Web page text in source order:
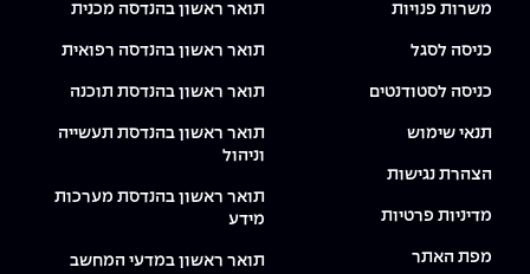
משרות פנויות
כניסה לסגל
כניסה לסטודנטים
תנאי שימוש
הצהרת נגישות
מדיניות פרטיות
מפת האתר
תואר ראשון בהנדסה מכנית
תואר ראשון בהנדסה רפואית
תואר ראשון בהנדסת תוכנה
תואר ראשון בהנדסת תעשייה
וניהול
תואר ראשון בהנדסת מערכות
מידע
תואר ראשון במדעי המחשב